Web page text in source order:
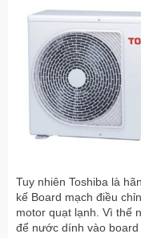
Tuy nhiên Toshiba là
kế Board mạch điều
motor quạt lạnh. Vì thế
để nước dính vào